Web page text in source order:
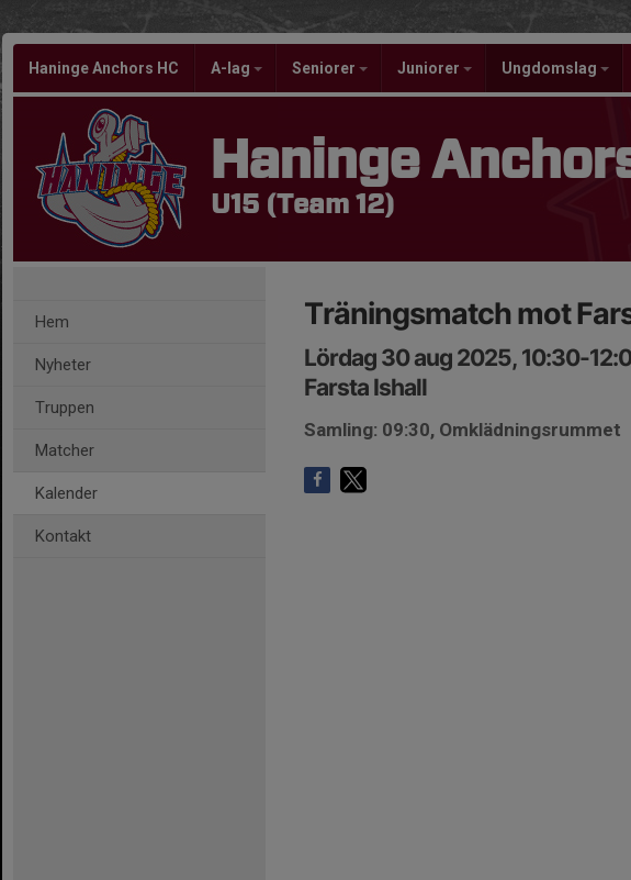
Haninge Anchors HC A-lag Seniorer Juniorer Ungdomslag
Haninge
U15 (Team 12)
Hem
Nyheter
Truppen
Matcher
Kalender
Kontakt
Träningsmatch mot
Lördag 30 aug 2025, 10:30-
Farsta Ishall
Samling: 09:30, Omklädningsrummet